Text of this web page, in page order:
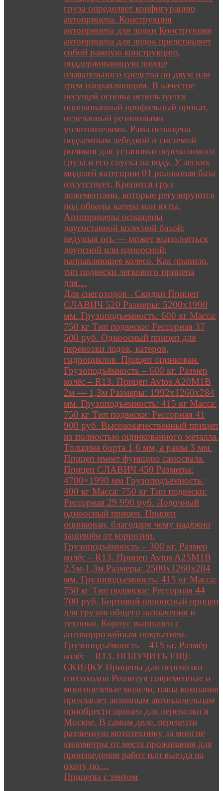
груза определяет конфигурацию
автоприцепа. Конструкция
автоприцепа для лодки Конструкция
автоприцепа для лодок представляет
собой рамную конструкцию,
поддерживающую днище
плавательного средства по двум или
трем направляющим. В качестве
несущей основы используется
оцинкованный профильный прокат,
отделанный резиновыми
уплотнителями. Рама оснащена
подъемным лебедкой и системой
роликов для установки перевозимого
груза и его спуска на воду. У легких
моделей категории 01 роликовая база
отсутствует. Крепится груз
ложементами, которые регулируются
под обводы катера или яхты.
Автоприцепы оснащены
двусоставной колесной базой:
ведущая ось — может выполняться
двуосной или одноосной;
направляющее колесо. Как правило,
тип подвески легкового прицепа
для…
Для снегоходов – Скидки Прицеп
СЛАВИЧ 520 Размеры: 5200х1990
мм. Грузоподъемность: 600 кг Масса:
750 кг Тип подвески: Рессорная 37
500 руб. Одноосный прицеп для
перевозки лодок, катеров,
гидроциклов. Прицеп оцинкован.
Грузоподъёмность – 600 кг. Размер
колёс – R13. Прицеп Avtos A20M1B
2м — 1,3м Размеры: 1992х1260х284
мм. Грузоподъемность: 415 кг Масса:
750 кг Тип подвески: Рессорная 41
900 руб. Высококачественный прицеп
из полностью оцинкованного металла.
Толщина борта 1,6 мм, а рамы 3 мм.
Прицеп имеет функцию самосвала.
Прицеп СЛАВИЧ 450 Размеры:
4700×1990 мм Грузоподъемность:
400 кг Масса: 750 кг Тип подвески:
Рессорная 29 990 руб. Лодочный
одноосный прицеп. Прицеп
оцинкован, благодаря чему надёжно
защищён от коррозии.
Грузоподъёмность – 300 кг. Размер
колёс – R13. Прицеп Avtos A25M1B
2,5м-1,3м Размеры: 2500х1260х284
мм. Грузоподъемность: 415 кг Масса:
750 кг Тип подвески: Рессорная 44
700 руб. Бортовой одноосный прицеп
для грузов общего назначения и
техники. Корпус выполнен с
антикоррозийным покрытием.
Грузоподъёмность – 415 кг. Размёр
колёс – R13. ПОЛУЧИТЬ ЕЩЕ
СКИДКУ Прицепы для перевозки
снегоходов Реализуя современные и
многоцелевые модели, наша компания
предлагает активным автовладельцам
приобрести прицеп для перевозки в
Москве. В самом деле, перевезти
различную мототехнику за многие
километры от места проживания для
произведения работ или выезда на
охоту по…
Прицепы с тентом